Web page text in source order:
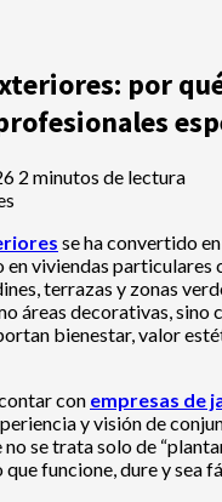
por
2 minutos de lectura
se ha convertido
viviendas particulares
terrazas y zonas
áreas decorativas, sino
bienestar, valor
con empresas de
y visión de
se trata solo de
que funcione, dure y sea